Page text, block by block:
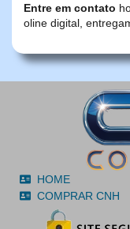
Entre em contato
oline digital,
HOME
COMPRAR CNH